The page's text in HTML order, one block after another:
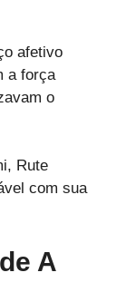
afetivo
a força
o
Rute
com sua
A